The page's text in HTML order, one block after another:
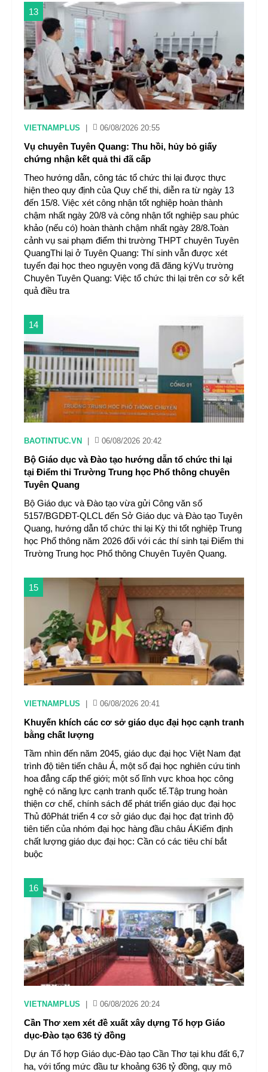
13
VIETNAMPLUS 06/08/2026 20:55
Vụ chuyên Tuyên Quang: Thu hồi, hủy bỏ giấy
chứng nhận kết quả thi đã cấp
Theo hướng dẫn, công tác tổ chức thi lại được thực
hiện theo quy định của Quy chế thi, diễn ra từ ngày 13
đến 15/8. Việc xét công nhận tốt nghiệp hoàn thành
chậm nhất ngày 20/8 và công nhận tốt nghiệp sau phúc
khảo (nếu có) hoàn thành chậm nhất ngày 28/8.Toàn
cảnh vụ sai phạm điểm thi trường THPT chuyên Tuyên
QuangThi lại ở Tuyên Quang: Thí sinh vẫn được xét
tuyển đại học theo nguyện vọng đã đăng kýVụ trường
Chuyên Tuyên Quang: Việc tổ chức thi lại trên cơ sở kết
quả điều tra
14
BAOTINTUC.VN 06/08/2026 20:42
Bộ Giáo dục và Đào tạo hướng dẫn tổ chức thi lại
tại Điểm thi Trường Trung học Phổ thông chuyên
Tuyên Quang
Bộ Giáo dục và Đào tạo vừa gửi Công văn số
5157/BGDĐT-QLCL đến Sở Giáo dục và Đào tạo Tuyên
Quang, hướng dẫn tổ chức thi lại Kỳ thi tốt nghiệp Trung
học Phổ thông năm 2026 đối với các thí sinh tại Điểm thi
Trường Trung học Phổ thông Chuyên Tuyên Quang.
15
VIETNAMPLUS 06/08/2026 20:41
Khuyến khích các cơ sở giáo dục đại học cạnh tranh
bằng chất lượng
Tầm nhìn đến năm 2045, giáo dục đại học Việt Nam đạt
trình độ tiên tiến châu Á, một số đại học nghiên cứu tinh
hoa đẳng cấp thế giới; một số lĩnh vực khoa học công
nghệ có năng lực cạnh tranh quốc tế.Tập trung hoàn
thiện cơ chế, chính sách để phát triển giáo dục đại học
Thủ đôPhát triển 4 cơ sở giáo dục đại học đạt trình độ
tiên tiến của nhóm đại học hàng đầu châu ÁKiểm định
chất lượng giáo dục đại học: Cần có các tiêu chí bắt
buộc
16
VIETNAMPLUS 06/08/2026 20:24
Cần Thơ xem xét đề xuất xây dựng Tổ hợp Giáo
dục-Đào tạo 636 tỷ đồng
Dự án Tổ hợp Giáo dục-Đào tạo Cần Thơ tại khu đất 6,7
ha, với tổng mức đầu tư khoảng 636 tỷ đồng, quy mô